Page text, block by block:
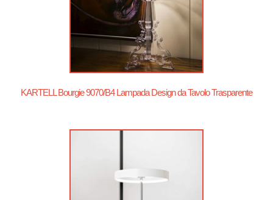
KARTELL Bourgie 9070/B4 Lampada Design da Tavolo Trasparente